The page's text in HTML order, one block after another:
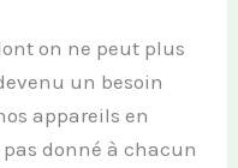
on ne peut plus
un besoin
appareils en
pas donné à chacun